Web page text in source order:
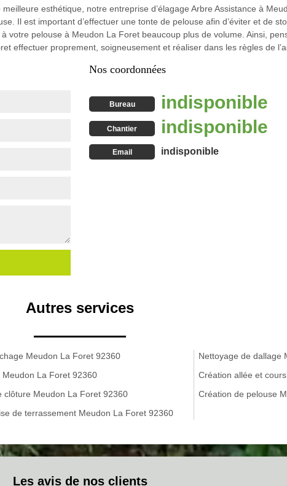
esthétique, notre entreprise d’élagage Arbre Assistance à
Il est important d’effectuer une tonte de pelouse afin d’éviter et de
votre pelouse à Meudon La Foret beaucoup plus de volume. Ainsi,
effectuer proprement, soigneusement et réaliser dans les règles de
Nos coordonnées
Bureau indisponible
Chantier indisponible
Email indisponible
Autres services
Meudon La Foret 92360
Meudon La Foret 92360
clôture Meudon La Foret 92360
de terrassement Meudon La Foret 92360
Nettoyage de dallage
Création allée et
Création de pelouse
Les avis de nos clients